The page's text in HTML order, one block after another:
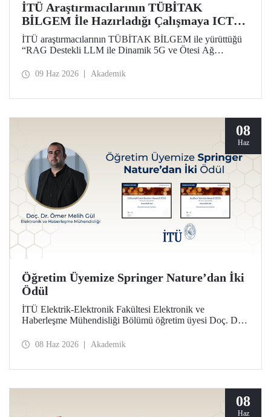
İTÜ Araştırmacılarının TÜBİTAK
BİLGEM İle Hazırladığı Çalışmaya ICT
2026’da En İyi Bildiri Ödülü
İTÜ araştırmacılarının TÜBİTAK BİLGEM ile yürüttüğü
“RAG Destekli LLM ile Dinamik 5G ve Ötesi Ağ
Uluslararası Telekomünikasyon Konferansı (ICT 2026)
09 Haz 2026 Akademik
08
Haz
Öğretim Üyemize Springer Nature’dan İki
Ödül
İTÜ Elektrik-Elektronik Fakültesi Elektronik ve
Haberleşme Mühendisliği Bölümü öğretim üyesi Doç. Dr.
“Editor of Distinction Awards” kapsamında iki ödüle layık
08 Haz 2026 Akademik
08
Haz